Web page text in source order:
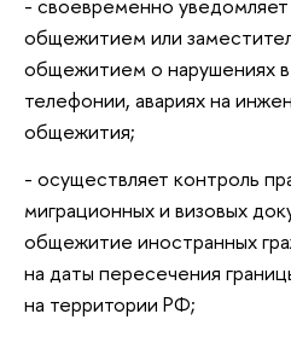
общежитием или
общежитием о нарушениях
телефонии, авариях на
общежития;
- осуществляет контроль
миграционных и визовых
общежитие иностранных
на даты пересечения
на территории РФ;